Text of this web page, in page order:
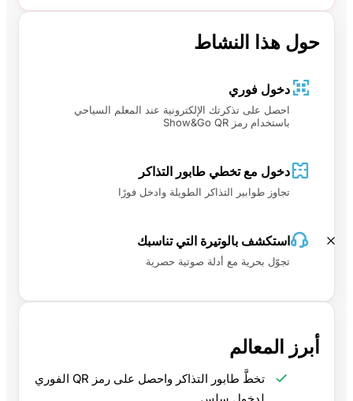
حول هذا النشاط
دخول فوري
احصل على تذكرتك الإلكترونية عند المعلم السياحي
باستخدام رمز Show&Go QR
دخول مع تخطي طابور التذاكر
تجاوز طوابير التذاكر الطويلة وادخل فورًا
استكشف بالوتيرة التي تناسبك
تجوّل بحرية مع أدلة صوتية حصرية
أبرز المعالم
تخطَّ طابور التذاكر واحصل على رمز QR الفوري